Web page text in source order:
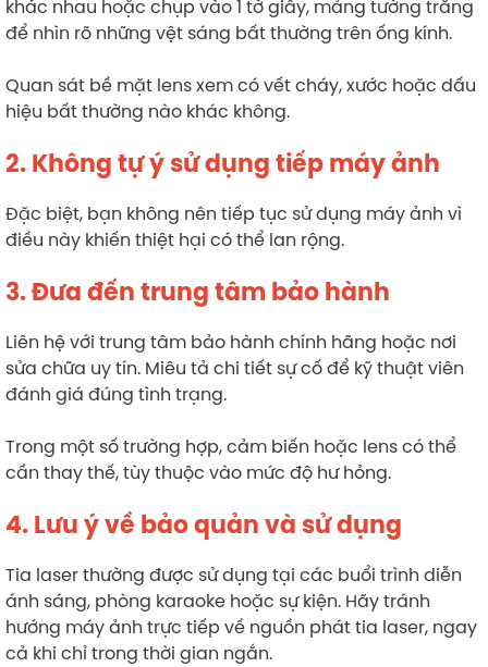
khác nhau hoặc chụp vào 1 tờ giấy, mảng tường trắng
để nhìn rõ những vệt sáng bất thường trên ống kính.
Quan sát bề mặt lens xem có vết cháy, xước hoặc dấu
hiệu bất thường nào khác không.
2. Không tự ý sử dụng tiếp máy ảnh
Đặc biệt, bạn không nên tiếp tục sử dụng máy ảnh vì
điều này khiến thiệt hại có thể lan rộng.
3. Đưa đến trung tâm bảo hành
Liên hệ với trung tâm bảo hành chính hãng hoặc nơi
sửa chữa uy tín. Miêu tả chi tiết sự cố để kỹ thuật viên
đánh giá đúng tình trạng.
Trong một số trường hợp, cảm biến hoặc lens có thể
cần thay thế, tùy thuộc vào mức độ hư hỏng.
4. Lưu ý về bảo quản và sử dụng
Tia laser thường được sử dụng tại các buổi trình diễn
ánh sáng, phòng karaoke hoặc sự kiện. Hãy tránh
hướng máy ảnh trực tiếp về nguồn phát tia laser, ngay
cả khi chỉ trong thời gian ngắn.